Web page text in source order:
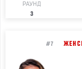
РАУНД
3
#7